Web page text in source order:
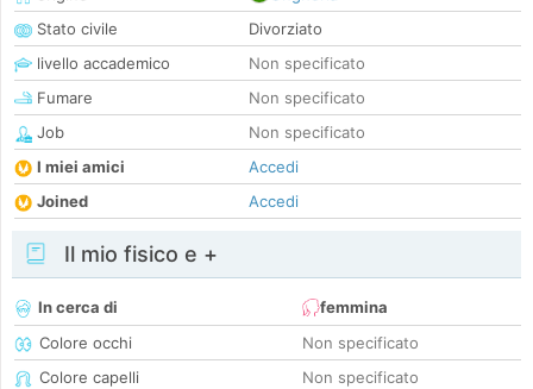
Stato civile
Divorziato
livello accademico
Non specificato
Fumare
Non specificato
Job
Non specificato
I miei amici
Accedi
Joined
Accedi
Il mio fisico e +
In cerca di
femmina
Colore occhi
Non specificato
Colore capelli
Non specificato